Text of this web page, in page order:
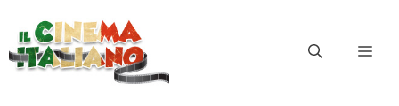
contenuto